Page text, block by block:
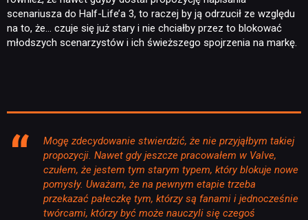
NEWSY
RECENZJE
scenariusza do Half-Life’a 3, to raczej by ją odrzucił ze względu
na to, że… czuje się już stary i nie chciałby przez to blokować
młodszych scenarzystów i ich świeższego spojrzenia na markę.
Mogę zdecydowanie stwierdzić, że nie przyjąłbym takiej
propozycji. Nawet gdy jeszcze pracowałem w Valve,
czułem, że jestem tym starym typem, który blokuje nowe
pomysły. Uważam, że na pewnym etapie trzeba
przekazać pałeczkę tym, którzy są fanami i jednocześnie
twórcami, którzy być może nauczyli się czegoś